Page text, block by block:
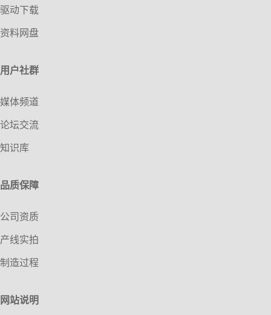
驱动下载
资料网盘
用户社群
媒体频道
论坛交流
知识库
品质保障
公司资质
产线实拍
制造过程
网站说明